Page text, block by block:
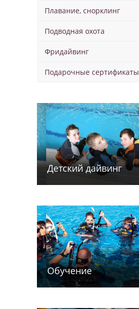
Плавание, снорклинг
Подводная охота
Фридайвинг
Подарочные сертификаты
Детский дайв­­инг
Обучение